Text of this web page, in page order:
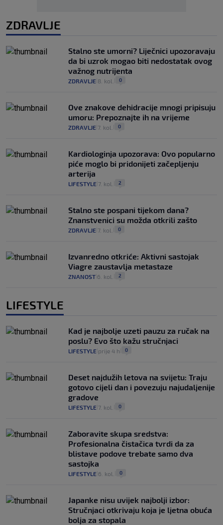
ZDRAVLJE
Stalno ste umorni? Liječnici upozoravaju
da bi uzrok mogao biti nedostatak ovog
važnog nutrijenta
ZDRAVLJE 8. kol. 0
Ove znakove dehidracije mnogi pripisuju
umoru: Prepoznajte ih na vrijeme
ZDRAVLJE 7. kol. 0
Kardiologinja upozorava: Ovo popularno
piće moglo bi pridonijeti začepljenju
arterija
LIFESTYLE 7. kol. 2
Stalno ste pospani tijekom dana?
Znanstvenici su možda otkrili zašto
ZDRAVLJE 7. kol. 0
Izvanredno otkriće: Aktivni sastojak
Viagre zaustavlja metastaze
ZNANOST 6. kol. 2
LIFESTYLE
Kad je najbolje uzeti pauzu za ručak na
poslu? Evo što kažu stručnjaci
LIFESTYLE prije 4 h 0
Deset najdužih letova na svijetu: Traju
gotovo cijeli dan i povezuju najudaljenije
gradove
LIFESTYLE 7. kol. 0
Zaboravite skupa sredstva:
Profesionalna čistačica tvrdi da za
blistave podove trebate samo dva
sastojka
LIFESTYLE 6. kol. 0
Japanke nisu uvijek najbolji izbor:
Stručnjaci otkrivaju koja je ljetna obuća
bolja za stopala